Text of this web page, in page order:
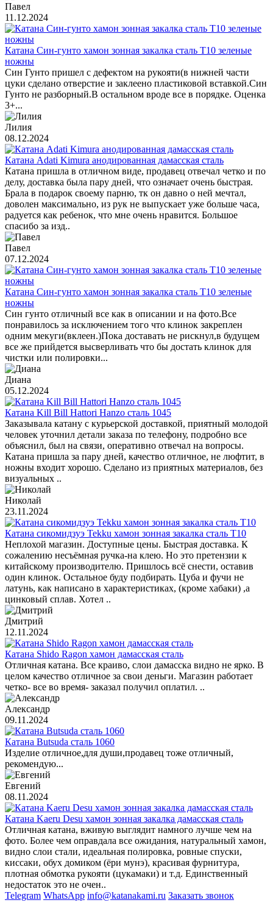
Павел
11.12.2024
Катана Син-гунто хамон зонная закалка сталь T10 зеленые
ножны
Син Гунто пришел с дефектом на рукояти(в нижней части
цуки сделано отверстие и заклеено пластиковой вставкой.Син
Гунто не разборный.В остальном вроде все в порядке. Оценка
3+...
Лилия
08.12.2024
Катана Adati Kimura анодированная дамасская сталь
Катана пришла в отличном виде, продавец отвечал четко и по
делу, доставка была пару дней, что означает очень быстрая.
Брала в подарок своему парню, тк он давно о ней мечтал,
доволен максимально, из рук не выпускает уже больше часа,
радуется как ребенок, что мне очень нравится. Большое
спасибо за изд..
Павел
07.12.2024
Катана Син-гунто хамон зонная закалка сталь T10 зеленые
ножны
Син гунто отличный все как в описании и на фото.Все
понравилось за исключением того что клинок закреплен
одним мекуги(вклеен.)Пока доставать не рискнул,в будущем
все же прийдется высверливать что бы достать клинок для
чистки или полировки...
Диана
05.12.2024
Катана Kill Bill Hattori Hanzo сталь 1045
Заказывала катану с курьерской доставкой, приятный молодой
человек уточнил детали заказа по телефону, подробно все
объяснил, был на связи, оперативно отвечал на вопросы.
Катана пришла за пару дней, качество отличное, не люфтит, в
ножны входит хорошо. Сделано из приятных материалов, без
визуальных ..
Николай
23.11.2024
Катана сикомидзуэ Tekku хамон зонная закалка сталь T10
Неплохой магазин. Доступные цены. Быстрая доставка. К
сожалению несъёмная ручка-на клею. Но это претензии к
китайскому производителю. Пришлось всё снести, оставив
один клинок. Остальное буду подбирать. Цуба и фучи не
латунь, как написано в характеристиках, (кроме хабаки) ,а
цинковый сплав. Хотел ..
Дмитрий
12.11.2024
Катана Shido Ragon хамон дамасская сталь
Отличная катана. Все краиво, слои дамасска видно не ярко. В
целом качество отличное за свои деньги. Магазин работает
четко- все во время- заказал получил оплатил. ..
Александр
09.11.2024
Катана Butsuda сталь 1060
Изделие отличное,для души,продавец тоже отличный,
рекомендую...
Евгений
08.11.2024
Катана Kaeru Desu хамон зонная закалка дамасская сталь
Отличная катана, вживую выглядит намного лучше чем на
фото. Более чем оправдала все ожидания, натуральный хамон,
видно слои стали, идеальная полировка, ровные спуски,
киссаки, обух домиком (ёри мунэ), красивая фурнитура,
плотная обмотка рукояти (цукамаки) и т.д. Единственный
недостаток это не очен..
Telegram WhatsApp info@katanakami.ru Заказать звонок